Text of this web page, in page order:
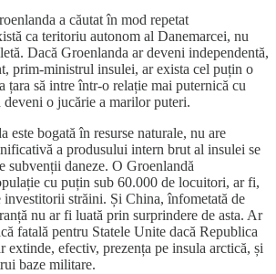
a căutat în mod repetat
ca teritoriu autonom al Danemarcei, nu
Dacă Groenlanda ar deveni independentă,
prim-ministrul insulei, ar exista cel puțin o
țara să intre într-o relație mai puternică cu
o jucărie a marilor puteri.
este bogată în resurse naturale, nu are
a produsului intern brut al insulei se
subvenții daneze. O Groenlandă
cu puțin sub 60.000 de locuitori, ar fi,
investitorii străini. Și China, înfometată de
nu ar fi luată prin surprindere de asta. Ar
fatală pentru Statele Unite dacă Republica
extinde, efectiv, prezența pe insula arctică, și
baze militare.